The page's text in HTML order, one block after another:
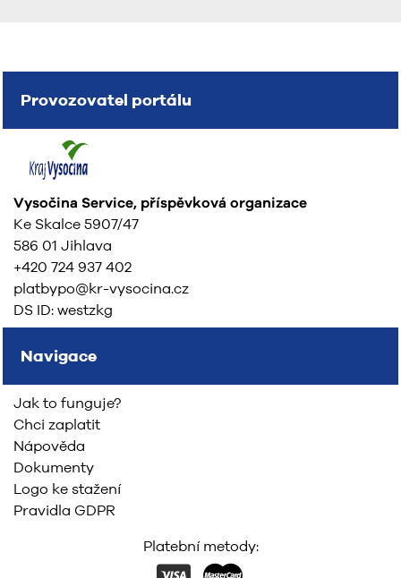
Provozovatel portálu
Vysočina Service, příspěvková organizace
Ke Skalce 5907/47
586 01 Jihlava
+420 724 937 402
platbypo@kr-vysocina.cz
DS ID: westzkg
Navigace
Jak to funguje?
Chci zaplatit
Nápověda
Dokumenty
Logo ke stažení
Pravidla GDPR
Platební metody: